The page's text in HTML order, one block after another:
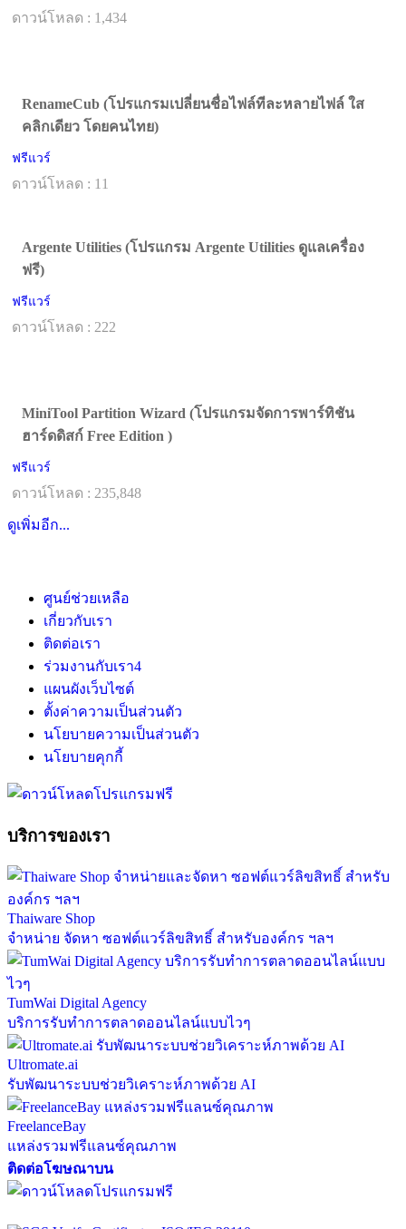
ดาวน์โหลด : 1,434
RenameCub (โปรแกรมเปลี่ยนชื่อไฟล์ทีละหลายไฟล์ ใส
คลิกเดียว โดยคนไทย)
ฟรีแวร์
ดาวน์โหลด : 11
Argente Utilities (โปรแกรม Argente Utilities ดูแลเครื่อง
ฟรี)
ฟรีแวร์
ดาวน์โหลด : 222
MiniTool Partition Wizard (โปรแกรมจัดการพาร์ทิชัน
ฮาร์ดดิสก์ Free Edition )
ฟรีแวร์
ดาวน์โหลด : 235,848
ดูเพิ่มอีก...
ศูนย์ช่วยเหลือ
เกี่ยวกับเรา
ติดต่อเรา
ร่วมงานกับเรา4
แผนผังเว็บไซต์
ตั้งค่าความเป็นส่วนตัว
นโยบายความเป็นส่วนตัว
นโยบายคุกกี้
บริการของเรา
Thaiware Shop
จำหน่าย จัดหา ซอฟต์แวร์ลิขสิทธิ์ สำหรับองค์กร ฯลฯ
TumWai Digital Agency
บริการรับทำการตลาดออนไลน์แบบไวๆ
Ultromate.ai
รับพัฒนาระบบช่วยวิเคราะห์ภาพด้วย AI
FreelanceBay
แหล่งรวมฟรีแลนซ์คุณภาพ
ติดต่อโฆษณาบน